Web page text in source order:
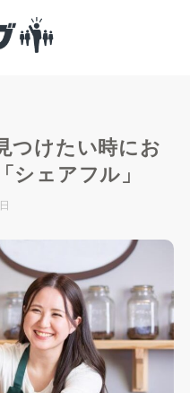
つけたい時にお
シェアフル」